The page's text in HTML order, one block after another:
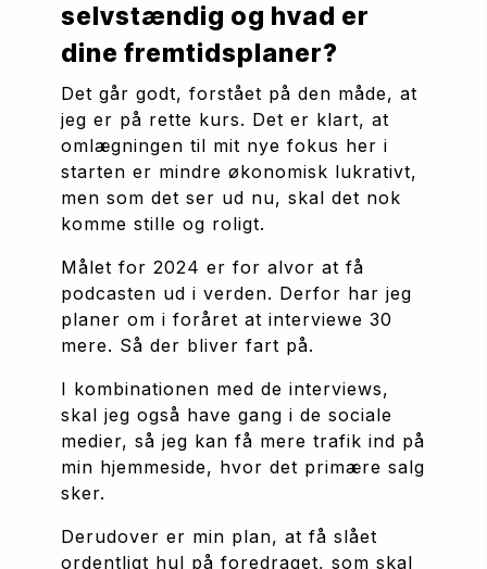
selvstændig og hvad er
dine fremtidsplaner?
Det går godt, forstået på den måde, at
jeg er på rette kurs. Det er klart, at
omlægningen til mit nye fokus her i
starten er mindre økonomisk lukrativt,
men som det ser ud nu, skal det nok
komme stille og roligt.
Målet for 2024 er for alvor at få
podcasten ud i verden. Derfor har jeg
planer om i foråret at interviewe 30
mere. Så der bliver fart på.
I kombinationen med de interviews,
skal jeg også have gang i de sociale
medier, så jeg kan få mere trafik ind på
min hjemmeside, hvor det primære salg
sker.
Derudover er min plan, at få slået
ordentligt hul på foredraget, som skal